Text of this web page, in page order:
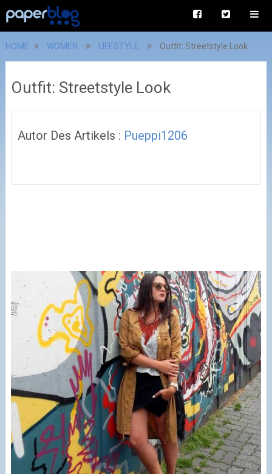
HOME WOMEN LIFESTYLE Outfit: Streetstyle Look
Outfit: Streetstyle Look
Autor Des Artikels : Pueppi1206